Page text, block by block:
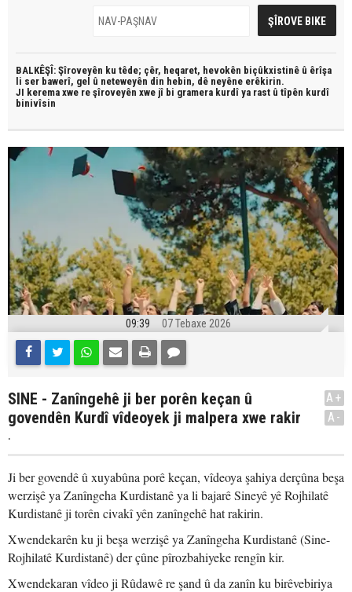
BALKÊŞÎ: Şîroveyên ku têde; çêr, heqaret, hevokên biçûkxistinê û êrîşa
li ser bawerî, gel û neteweyên din hebin, dê neyêne erêkirin.
JI kerema xwe re şîroveyên xwe jî bi gramera kurdî ya rast û tîpên kurdî
binivîsin
09:39 07 Tebaxe 2026
SINE - Zanîngehê ji ber porên keçan û
govendên Kurdî vîdeoyek ji malpera xwe rakir
.
A+
A-
Ji ber govendê û xuyabûna porê keçan, vîdeoya şahiya derçûna beşa
werzişê ya Zanîngeha Kurdistanê ya li bajarê Sineyê yê Rojhilatê
Kurdistanê ji torên civakî yên zanîngehê hat rakirin.
Xwendekarên ku ji beşa werzişê ya Zanîngeha Kurdistanê (Sine-
Rojhilatê Kurdistanê) der çûne pîrozbahiyeke rengîn kir.
Xwendekaran vîdeo ji Rûdawê re şand û da zanîn ku birêvebiriya